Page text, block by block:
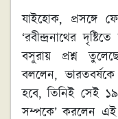
যাইহোক, প্রসঙ্গে
‘রবীন্দ্রনাথের
বসুরায় প্রশ্ন
বললেন,
হবে, তিনিই সেই
সম্পকে’ করলেন এই